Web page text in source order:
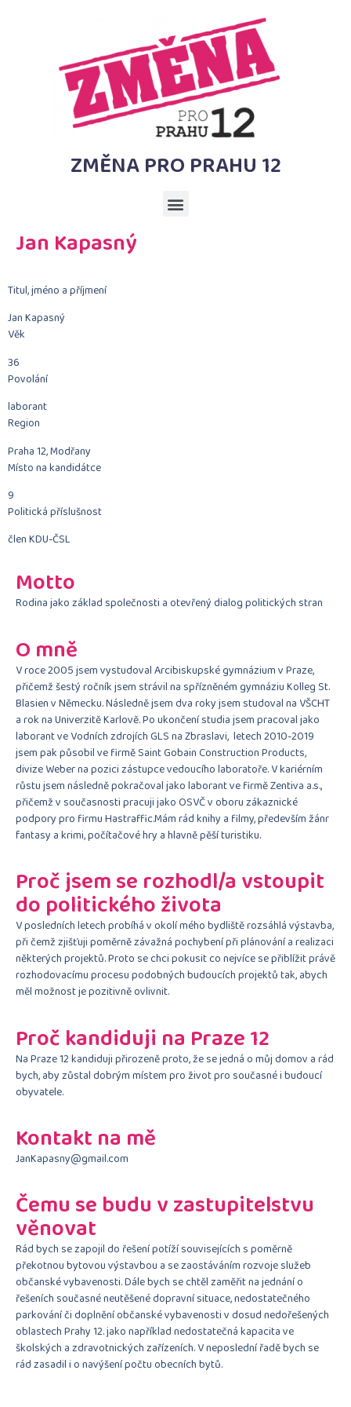
ZMĚNA PRO PRAHU 12
Jan Kapasný
Titul, jméno a příjmení
Jan Kapasný
Věk
36
Povolání
laborant
Region
Praha 12, Modřany
Místo na kandidátce
9
Politická příslušnost
člen KDU-ČSL
Motto
Rodina jako základ společnosti a otevřený dialog politických stran
O mně
V roce 2005 jsem vystudoval Arcibiskupské gymnázium v Praze,
přičemž šestý ročník jsem strávil na spřízněném gymnáziu Kolleg St.
Blasien v Německu. Následně jsem dva roky jsem studoval na VŠCHT
a rok na Univerzitě Karlově. Po ukončení studia jsem pracoval jako
laborant ve Vodních zdrojích GLS na Zbraslavi, letech 2010-2019
jsem pak působil ve firmě Saint Gobain Construction Products,
divize Weber na pozici zástupce vedoucího laboratoře. V kariérním
růstu jsem následně pokračoval jako laborant ve firmě Zentiva a.s.,
přičemž v současnosti pracuji jako OSVČ v oboru zákaznické
podpory pro firmu Hastraffic.Mám rád knihy a filmy, především žánr
fantasy a krimi, počítačové hry a hlavně pěší turistiku.
Proč jsem se rozhodl/a vstoupit
do politického života
V posledních letech probíhá v okolí mého bydliště rozsáhlá výstavba,
při čemž zjišťuji poměrně závažná pochybení při plánování a realizaci
některých projektů. Proto se chci pokusit co nejvíce se přiblížit právě
rozhodovacímu procesu podobných budoucích projektů tak, abych
měl možnost je pozitivně ovlivnit.
Proč kandiduji na Praze 12
Na Praze 12 kandiduji přirozeně proto, že se jedná o můj domov a rád
bych, aby zůstal dobrým místem pro život pro současné i budoucí
obyvatele.
Kontakt na mě
JanKapasny@gmail.com
Čemu se budu v zastupitelstvu
věnovat
Rád bych se zapojil do řešení potíží souvisejících s poměrně
překotnou bytovou výstavbou a se zaostáváním rozvoje služeb
občanské vybavenosti. Dále bych se chtěl zaměřit na jednání o
řešeních současné neutěšené dopravní situace, nedostatečného
parkování či doplnění občanské vybavenosti v dosud nedořešených
oblastech Prahy 12. jako například nedostatečná kapacita ve
školských a zdravotnických zařízeních. V neposlední řadě bych se
rád zasadil i o navýšení počtu obecních bytů.